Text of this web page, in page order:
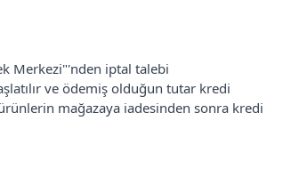
Merkezi"'nden iptal talebi
ve ödemiş olduğun tutar kredi
mağazaya iadesinden sonra kredi